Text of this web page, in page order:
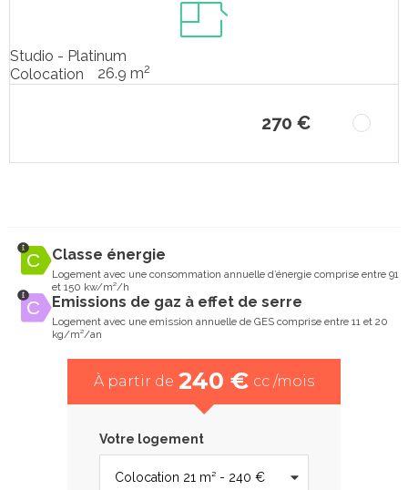
Studio - Platinum
Colocation
26.9 m2
270 €
Classe énergie
Logement avec une consommation annuelle d’énergie comprise entre 91
et 150 kw/m²/h
Emissions de gaz à effet de serre
Logement avec une emission annuelle de GES comprise entre 11 et 20
kg/m²/an
À partir de 240 € cc /mois
Votre logement